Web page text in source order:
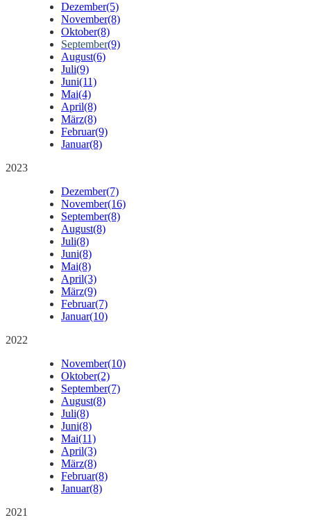
Dezember(5)
November(8)
Oktober(8)
September(9)
August(6)
Juli(9)
Juni(11)
Mai(4)
April(8)
März(8)
Februar(9)
Januar(8)
2023
Dezember(7)
November(16)
September(8)
August(8)
Juli(8)
Juni(8)
Mai(8)
April(3)
März(9)
Februar(7)
Januar(10)
2022
November(10)
Oktober(2)
September(7)
August(8)
Juli(8)
Juni(8)
Mai(11)
April(3)
März(8)
Februar(8)
Januar(8)
2021